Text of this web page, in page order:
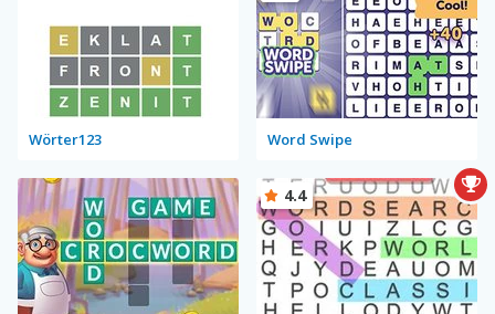
Wörter123 Word Swipe
4.4